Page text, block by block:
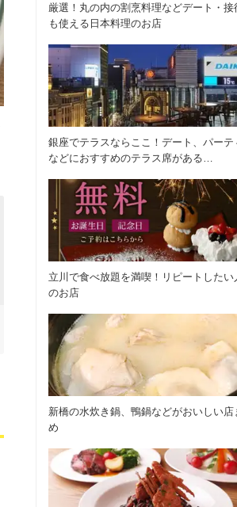
厳選！丸の内の割烹料理などデート・接
も使える日本料理のお店
銀座でテラスならここ！デート、パーテ
などにおすすめのテラス席がある…
立川で食べ放題を満喫！リピートしたい
のお店
新橋の水炊き鍋、鴨鍋などがおいしい店
め